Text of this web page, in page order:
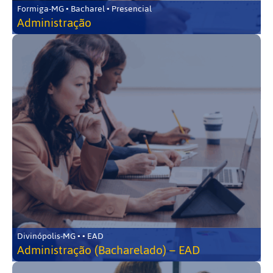
Formiga-MG • Bacharel • Presencial
Administração
Divinópolis-MG • • EAD
Administração (Bacharelado) – EAD